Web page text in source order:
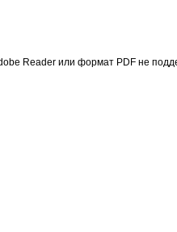
Reader или формат PDF не